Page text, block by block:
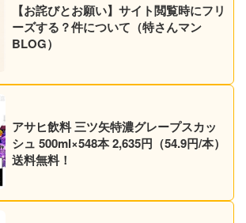
【お詫びとお願い】サイト閲覧時にフリ
ーズする？件について（特さんマン
BLOG）
アサヒ飲料 三ツ矢特濃グレープスカッ
シュ 500ml×548本 2,635円（54.9円/本）
送料無料！